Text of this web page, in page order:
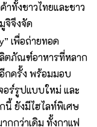
ทั้งชาวไทยและชาว
จิจึงจัด
เพื่อถ่ายทอด
ตภัณฑ์อาหารที่หลาก
กครั้ง พร้อมมอบ
อร์รูปแบบใหม่ และ
นี้ ยังมีไฮไลท์พิเศษ
กกว่าเดิม ทั้งกาแฟ